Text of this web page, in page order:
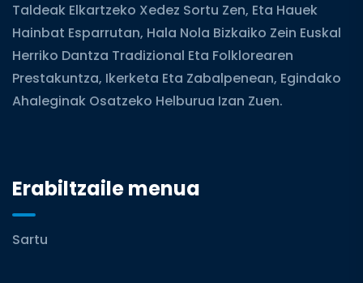
Taldeak Elkartzeko Xedez Sortu Zen, Eta Hauek
Hainbat Esparrutan, Hala Nola Bizkaiko Zein Euskal
Herriko Dantza Tradizional Eta Folklorearen
Prestakuntza, Ikerketa Eta Zabalpenean, Egindako
Ahaleginak Osatzeko Helburua Izan Zuen.
Erabiltzaile menua
Sartu